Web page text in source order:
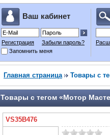
Ваш кабинет
Регистрация
Забыли пароль?
Запомнить меня
Главная страница Товары с
Товары с тегом «Мотор
VS35B476